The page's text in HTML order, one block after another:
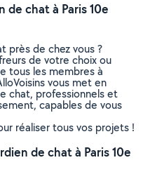
chat à Paris 10e
près de chez vous ?
de votre choix ou
tous les membres à
vous met en
chat, professionnels et
capables de vous
réaliser tous vos projets !
de chat à Paris 10e